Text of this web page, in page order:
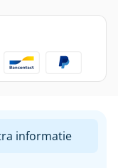
informatie